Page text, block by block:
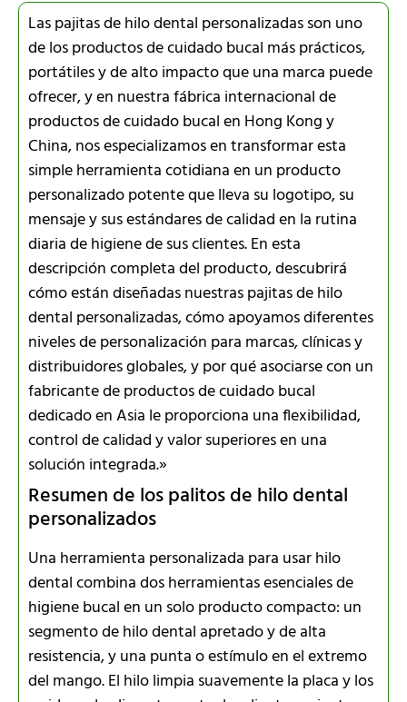
Las pajitas de hilo dental personalizadas son uno
de los productos de cuidado bucal más prácticos,
portátiles y de alto impacto que una marca puede
ofrecer, y en nuestra fábrica internacional de
productos de cuidado bucal en Hong Kong y
China, nos especializamos en transformar esta
simple herramienta cotidiana en un producto
personalizado potente que lleva su logotipo, su
mensaje y sus estándares de calidad en la rutina
diaria de higiene de sus clientes. En esta
descripción completa del producto, descubrirá
cómo están diseñadas nuestras pajitas de hilo
dental personalizadas, cómo apoyamos diferentes
niveles de personalización para marcas, clínicas y
distribuidores globales, y por qué asociarse con un
fabricante de productos de cuidado bucal
dedicado en Asia le proporciona una flexibilidad,
control de calidad y valor superiores en una
solución integrada.»
Resumen de los palitos de hilo dental
personalizados
Una herramienta personalizada para usar hilo
dental combina dos herramientas esenciales de
higiene bucal en un solo producto compacto: un
segmento de hilo dental apretado y de alta
resistencia, y una punta o estímulo en el extremo
del mango. El hilo limpia suavemente la placa y los